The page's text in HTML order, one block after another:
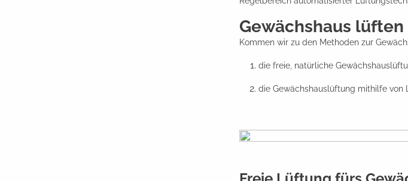
Gewächshaus
Kommen wir zu den Methoden zur
die freie, natürliche
die Gewächshauslüftung mithilfe